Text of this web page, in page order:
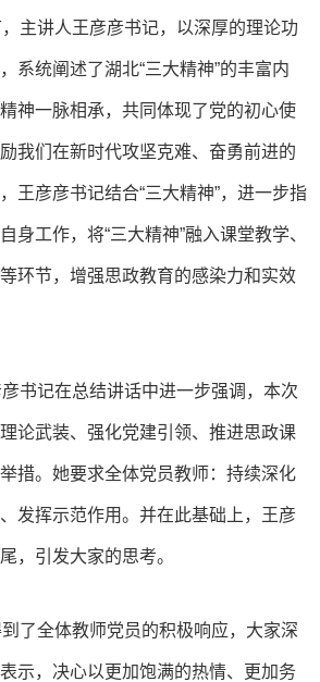
主讲人王彦彦书记，以深厚的理论功
系统阐述了湖北“三大精神”的丰富内
神一脉相承，共同体现了党的初心使
我们在新时代攻坚克难、奋勇前进的
王彦彦书记结合“三大精神”，进一步指
身工作，将“三大精神”融入课堂教学、
环节，增强思政教育的感染力和实效
书记在总结讲话中进一步强调，本次
论武装、强化党建引领、推进思政课
措。她要求全体党员教师：持续深化
发挥示范作用。并在此基础上，王彦
，引发大家的思考。
了全体教师党员的积极响应，大家深
示，决心以更加饱满的热情、更加务